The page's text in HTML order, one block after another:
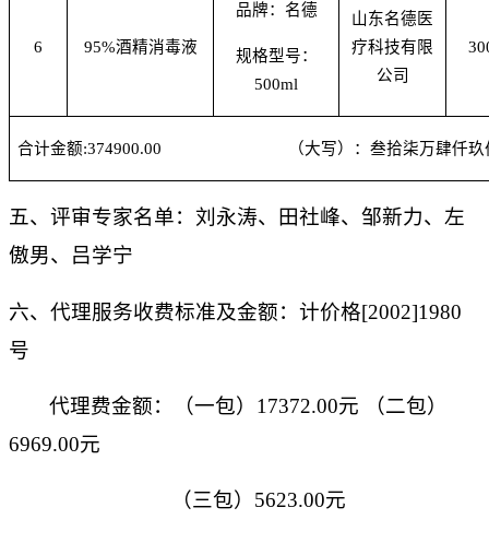
6 95%酒精消毒液
品牌：名德
规格型号：
500ml
山东名德医
疗科技有限
公司
合计金额:374900.00 （大写）：叁拾柒万肆仟玖
五、 评审专家名单： 刘永涛、田社峰、邹新力、左
傲男、吕学宁
六、代理服务收费标准及金额：计价格[2002]1980
号
代理费金额： （一包） 17372.00元 （二包）
6969.00元
（三包） 5623.00元